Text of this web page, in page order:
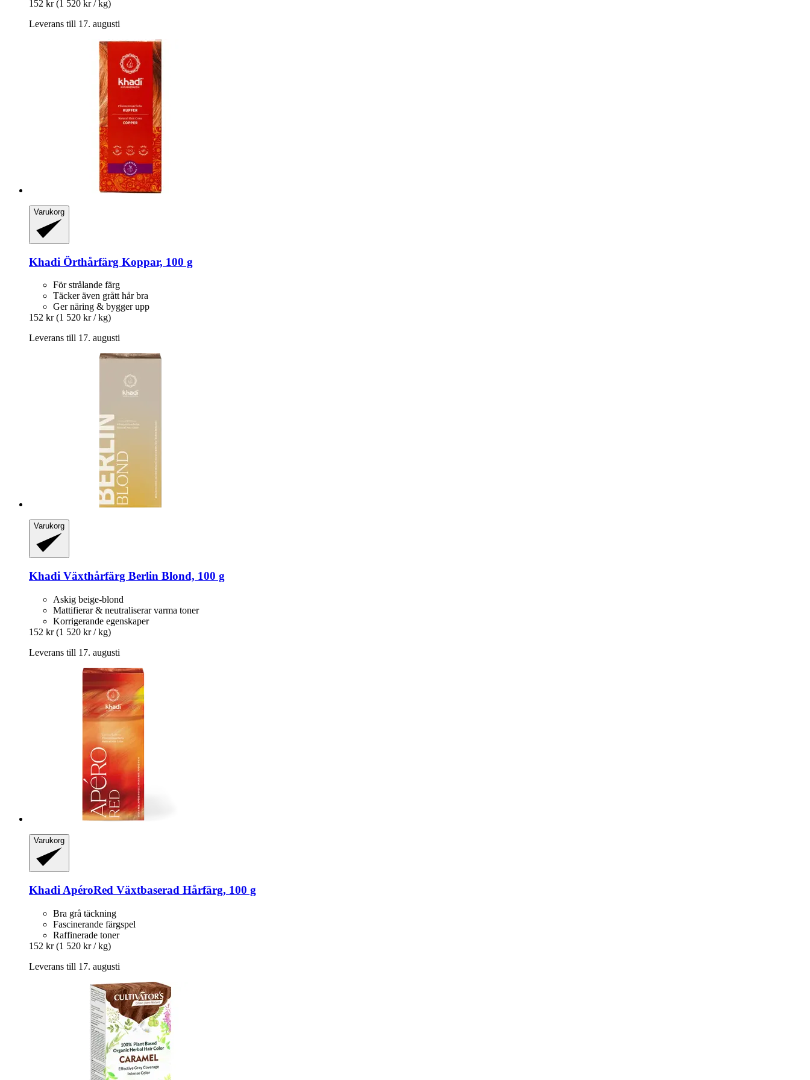
152 kr (1 520 kr / kg)
Leverans till 17. augusti
Varukorg
Khadi Örthårfärg Koppar, 100 g
För strålande färg
Täcker även grått hår bra
Ger näring & bygger upp
152 kr (1 520 kr / kg)
Leverans till 17. augusti
Varukorg
Khadi Växthårfärg Berlin Blond, 100 g
Askig beige-blond
Mattifierar & neutraliserar varma toner
Korrigerande egenskaper
152 kr (1 520 kr / kg)
Leverans till 17. augusti
Varukorg
Khadi ApéroRed Växtbaserad Hårfärg, 100 g
Bra grå täckning
Fascinerande färgspel
Raffinerade toner
152 kr (1 520 kr / kg)
Leverans till 17. augusti